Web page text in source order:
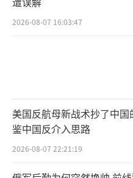
2026-08-07 16:03:47
美国反航母新战术抄了中国
鉴中国反介入思路
2026-08-07 22:21:19